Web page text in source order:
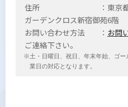
住所 ：東京都新宿
ガーデンクロス新宿御苑6階
お問い合わせ方法 ： お問
ご連絡下さい。
※土・日曜日、祝日、年末年始、ゴー
業日の対応となります。